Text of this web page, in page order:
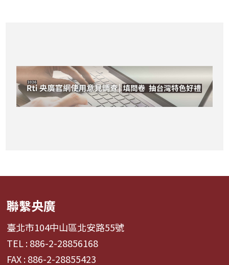
聯繫央廣
臺北市104中山區北安路55號
TEL : 886-2-28856168
FAX : 886-2-28855423